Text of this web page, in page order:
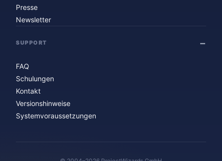
Presse
Newsletter
SUPPORT
FAQ
Schulungen
Kontakt
Versionshinweise
Systemvoraussetzungen